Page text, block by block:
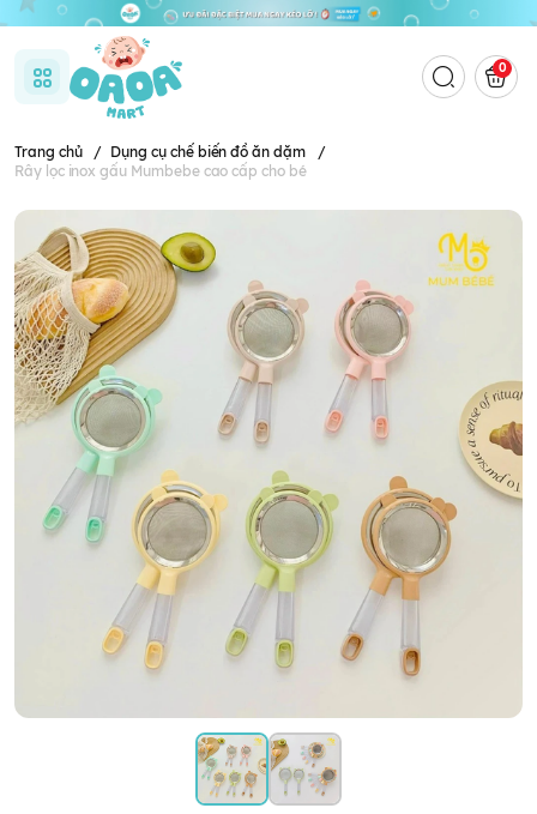
0
Trang chủ / Dụng cụ chế biến đồ ăn dặm
/
Rây lọc inox gấu Mumbebe cao cấp cho bé